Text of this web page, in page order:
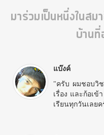
มาร่วมเป็นหนึ่งในส
บ้าน
แบ๊งค์
"ครับ ผมชอบวิ
เรื่อง และก้อเข้
เรียนทุกวันเลย